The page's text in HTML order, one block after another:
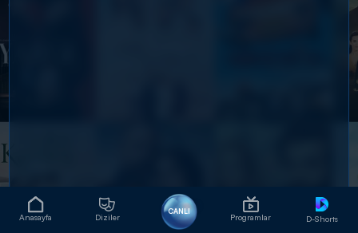
Anasayfa Diziler
CANLI
Programlar D-Shorts